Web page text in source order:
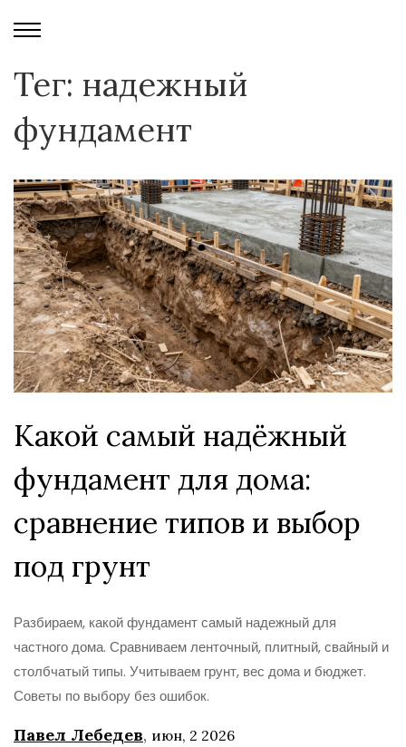
Тег: надежный
фундамент
Какой самый надёжный
фундамент для дома:
сравнение типов и выбор
под грунт
Разбираем, какой фундамент самый надежный для
частного дома. Сравниваем ленточный, плитный, свайный и
столбчатый типы. Учитываем грунт, вес дома и бюджет.
Советы по выбору без ошибок.
Павел Лебедев, июн, 2 2026